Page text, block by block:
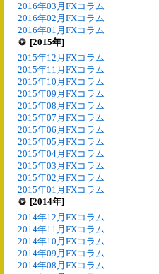
2016年03月FXコラム
2016年02月FXコラム
2016年01月FXコラム
[2015年]
2015年12月FXコラム
2015年11月FXコラム
2015年10月FXコラム
2015年09月FXコラム
2015年08月FXコラム
2015年07月FXコラム
2015年06月FXコラム
2015年05月FXコラム
2015年04月FXコラム
2015年03月FXコラム
2015年02月FXコラム
2015年01月FXコラム
[2014年]
2014年12月FXコラム
2014年11月FXコラム
2014年10月FXコラム
2014年09月FXコラム
2014年08月FXコラム